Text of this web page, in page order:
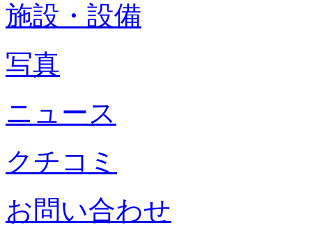
施設・設備
写真
ニュース
クチコミ
お問い合わせ